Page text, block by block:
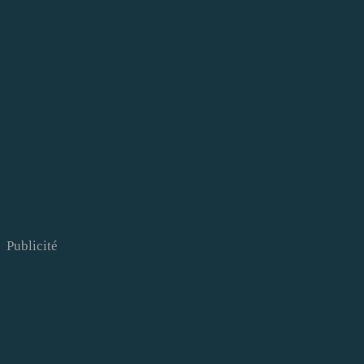
Publicité